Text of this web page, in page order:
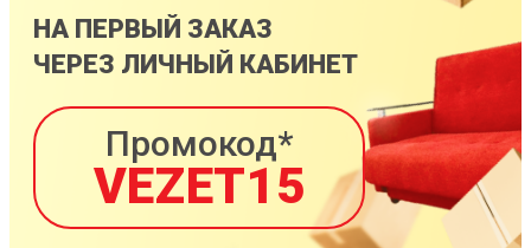
НА ПЕРВЫЙ ЗАКАЗ
ЧЕРЕЗ ЛИЧНЫЙ КАБИНЕТ
Промокод*
VEZET15